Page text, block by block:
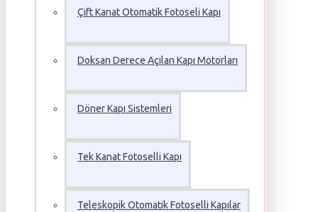
Çift Kanat Otomatik Fotoseli Kapı
Doksan Derece Açılan Kapı Motorları
Döner Kapı Sistemleri
Tek Kanat Fotoselli Kapı
Teleskopik Otomatik Fotoselli Kapılar